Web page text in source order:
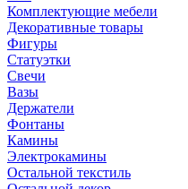
Комплектующие мебели
Декоративные товары
Фигуры
Статуэтки
Свечи
Вазы
Держатели
Фонтаны
Камины
Электрокамины
Остальной текстиль